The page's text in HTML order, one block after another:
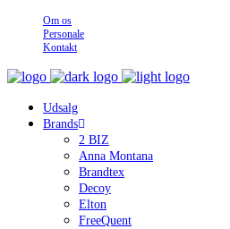
Om os
Personale
Kontakt
Udsalg
Brands
2 BIZ
Anna Montana
Brandtex
Decoy
Elton
FreeQuent